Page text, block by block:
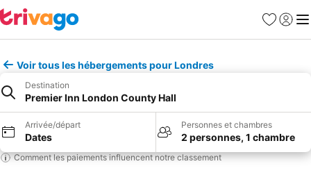
Favoris
Se
Voir tous les hébergements pour Londres
Destination
Premier Inn London County Hall
Arrivée/départ
Dates
Personnes et chambres
2 personnes, 1 chambre
Comment les paiements influencent notre classement